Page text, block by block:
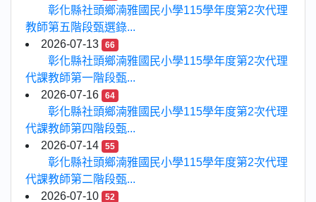
彰化縣社頭鄉湳雅國民小學115學年度第2次代理
教師第五階段甄選錄...
2026-07-13
66
彰化縣社頭鄉湳雅國民小學115學年度第2次代理
代課教師第一階段甄...
2026-07-16
64
彰化縣社頭鄉湳雅國民小學115學年度第2次代理
代課教師第四階段甄...
2026-07-14
55
彰化縣社頭鄉湳雅國民小學115學年度第2次代理
代課教師第二階段甄...
2026-07-10
52